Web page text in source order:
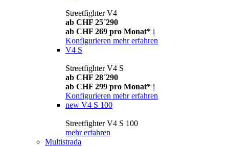
Streetfighter V4
ab CHF 25´290
ab CHF 269 pro Monat* i
Konfigurieren mehr erfahren
V4 S
Streetfighter V4 S
ab CHF 28´290
ab CHF 299 pro Monat* i
Konfigurieren mehr erfahren
new V4 S 100
Streetfighter V4 S 100
mehr erfahren
Multistrada